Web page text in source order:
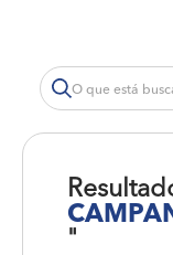
"